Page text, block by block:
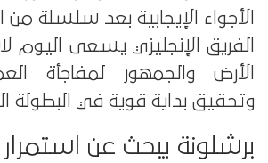
الأجواء الإيجابية بعد سلسلة من
الفريق الإنجليزي يسعى اليوم
الأرض والجمهور لمفاجأة
وتحقيق بداية قوية في البطولة
برشلونة يبحث عن استمرار